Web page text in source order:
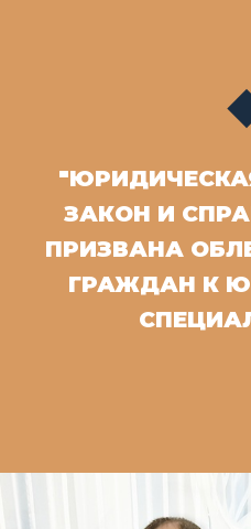
ЗАКОН И
ПРИЗВАНА
ГРАЖДАН К